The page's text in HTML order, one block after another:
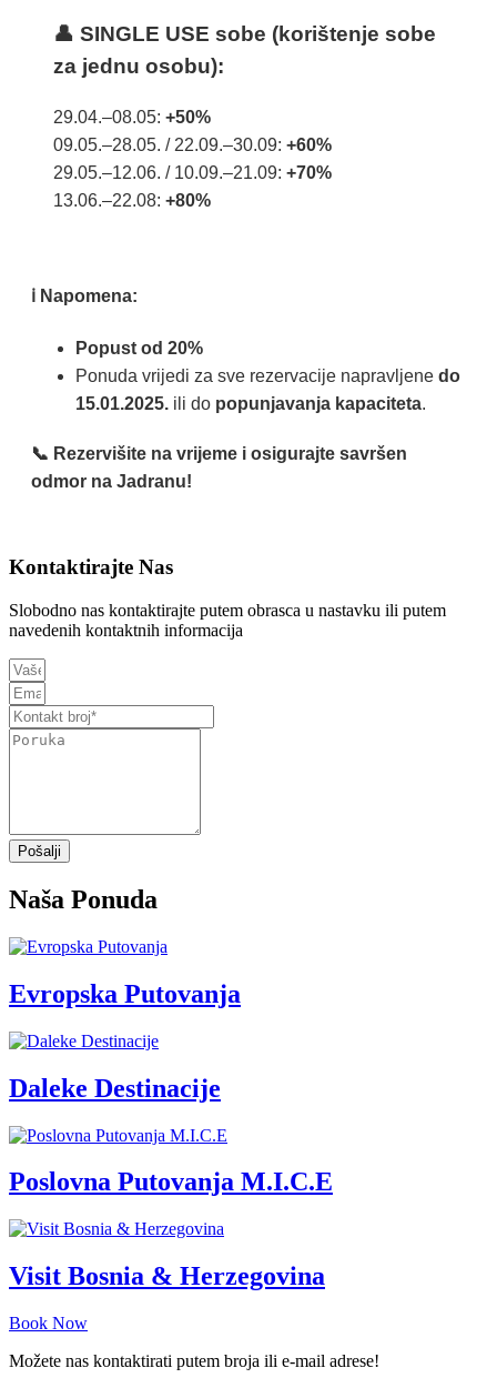
👤 SINGLE USE sobe (korištenje sobe
za jednu osobu):
29.04.–08.05: +50%
09.05.–28.05. / 22.09.–30.09: +60%
29.05.–12.06. / 10.09.–21.09: +70%
13.06.–22.08: +80%
ℹ Napomena:
Popust od 20%
Ponuda vrijedi za sve rezervacije napravljene do
15.01.2025. ili do popunjavanja kapaciteta.
📞 Rezervišite na vrijeme i osigurajte savršen
odmor na Jadranu!
Kontaktirajte Nas
Slobodno nas kontaktirajte putem obrasca u nastavku ili putem
navedenih kontaktnih informacija
Pošalji
Naša Ponuda
Evropska Putovanja
Daleke Destinacije
Poslovna Putovanja M.I.C.E
Visit Bosnia & Herzegovina
Book Now
Možete nas kontaktirati putem broja ili e-mail adrese!